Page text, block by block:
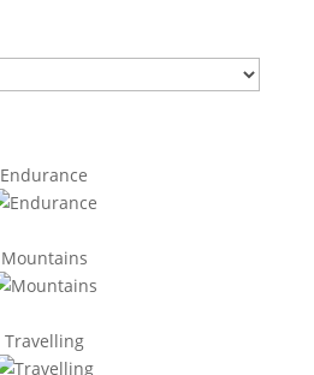
Endurance
Mountains
Travelling